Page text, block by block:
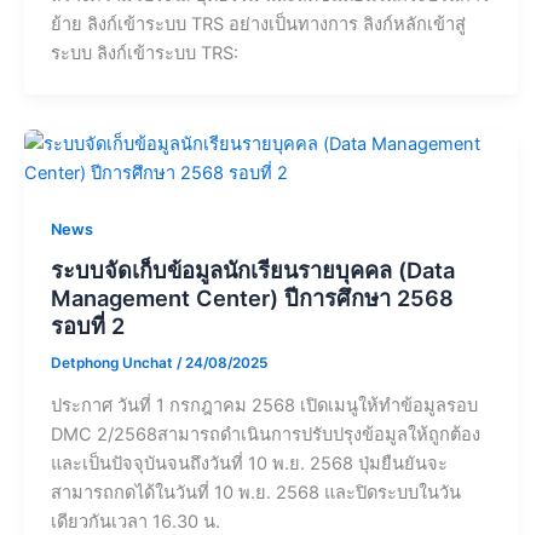
ย้าย ลิงก์เข้าระบบ TRS อย่างเป็นทางการ ลิงก์หลักเข้าสู่
ระบบ ลิงก์เข้าระบบ TRS:
News
ระบบจัดเก็บข้อมูลนักเรียนรายบุคคล (Data
Management Center) ปีการศึกษา 2568
รอบที่ 2
Detphong Unchat /24/08/2025
ประกาศ วันที่ 1 กรกฎาคม 2568 เปิดเมนูให้ทำข้อมูลรอบ
DMC 2/2568สามารถดำเนินการปรับปรุงข้อมูลให้ถูกต้อง
และเป็นปัจจุบันจนถึงวันที่ 10 พ.ย. 2568 ปุ่มยืนยันจะ
สามารถกดได้ในวันที่ 10 พ.ย. 2568 และปิดระบบในวัน
เดียวกันเวลา 16.30 น.